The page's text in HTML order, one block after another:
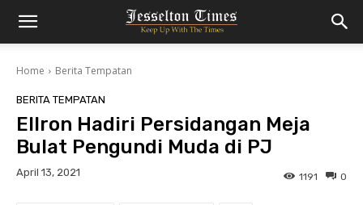
Home Berita Tempatan
BERITA TEMPATAN
Ellron Hadiri Persidangan Meja
Bulat Pengundi Muda di PJ
April 13, 2021 0
1191